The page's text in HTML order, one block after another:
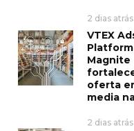
2 dias atrás
VTEX
Magnite
oferta
media
2 dias atrás